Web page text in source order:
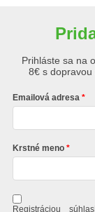
Prihláste sa na
8€ s dopravou
Emailová adresa
Krstné meno
Registráciou